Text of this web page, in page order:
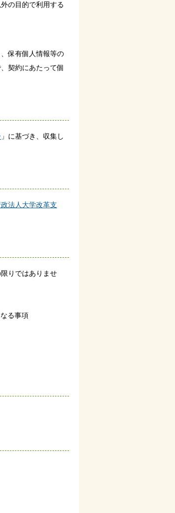
の目的で利用する
、保有個人情報等の
契約にあたって個
」に基づき、収集し
法人大学改革支
りではありませ
る事項